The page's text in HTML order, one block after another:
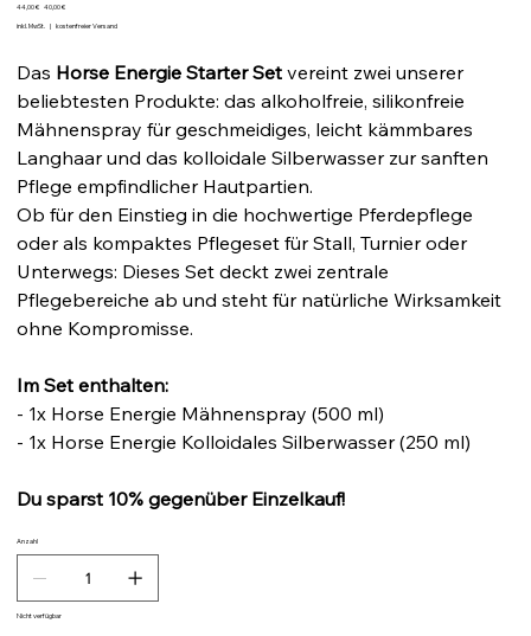
Ursprünglicher
Preis
44,00 € Angebotspreis
40,00 €
inkl. MwSt. | kostenfreier Versand
Das Horse Energie Starter Set vereint zwei unserer
beliebtesten Produkte: das alkoholfreie, silikonfreie
Mähnenspray für geschmeidiges, leicht kämmbares
Langhaar und das kolloidale Silberwasser zur sanften
Pflege empfindlicher Hautpartien.
Ob für den Einstieg in die hochwertige Pferdepflege
oder als kompaktes Pflegeset für Stall, Turnier oder
Unterwegs: Dieses Set deckt zwei zentrale
Pflegebereiche ab und steht für natürliche Wirksamkeit
ohne Kompromisse.
Im Set enthalten:
- 1x Horse Energie Mähnenspray (500 ml)
- 1x Horse Energie Kolloidales Silberwasser (250 ml)
Du sparst 10% gegenüber Einzelkauf!
Anzahl
Nicht verfügbar